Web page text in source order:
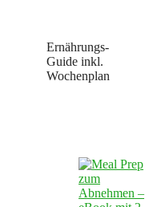
Ernährungs-
Guide inkl.
Wochenplan